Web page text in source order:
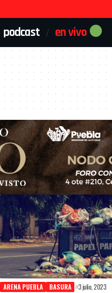
podcast en vivo
ARENA PUEBLA BASURA 3 julio, 2023